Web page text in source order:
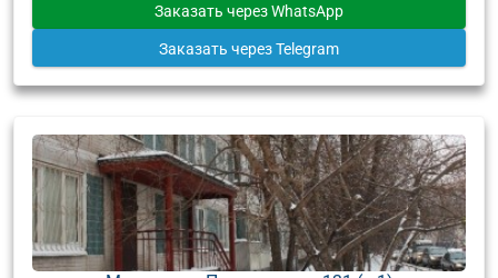
Заказать через WhatsApp
Заказать через Telegram